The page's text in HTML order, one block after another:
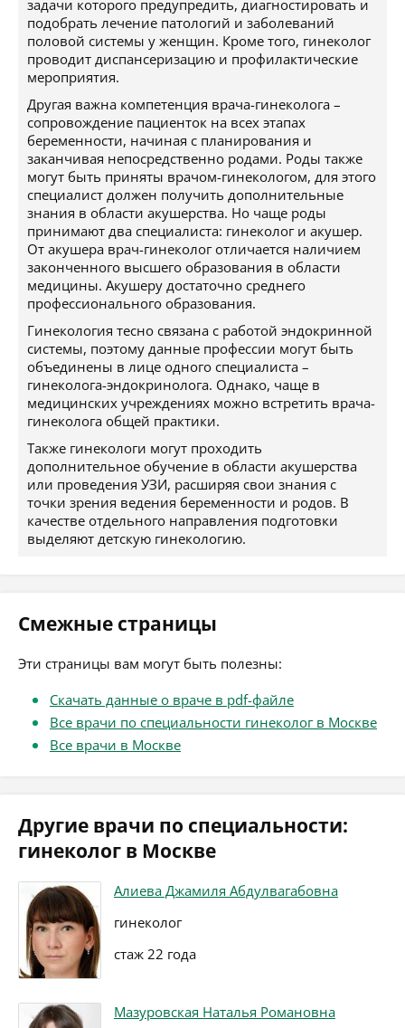
задачи которого предупредить, диагностировать и
подобрать лечение патологий и заболеваний
половой системы у женщин. Кроме того, гинеколог
проводит диспансеризацию и профилактические
мероприятия.
Другая важна компетенция врача-гинеколога –
сопровождение пациенток на всех этапах
беременности, начиная с планирования и
заканчивая непосредственно родами. Роды также
могут быть приняты врачом-гинекологом, для этого
специалист должен получить дополнительные
знания в области акушерства. Но чаще роды
принимают два специалиста: гинеколог и акушер.
От акушера врач-гинеколог отличается наличием
законченного высшего образования в области
медицины. Акушеру достаточно среднего
профессионального образования.
Гинекология тесно связана с работой эндокринной
системы, поэтому данные профессии могут быть
объединены в лице одного специалиста –
гинеколога-эндокринолога. Однако, чаще в
медицинских учреждениях можно встретить врача-
гинеколога общей практики.
Также гинекологи могут проходить
дополнительное обучение в области акушерства
или проведения УЗИ, расширяя свои знания с
точки зрения ведения беременности и родов. В
качестве отдельного направления подготовки
выделяют детскую гинекологию.
Смежные страницы
Эти страницы вам могут быть полезны:
Скачать данные о враче в pdf-файле
Все врачи по специальности гинеколог в Москве
Все врачи в Москве
Другие врачи по специальности:
гинеколог в Москве
Алиева Джамиля Абдулвагабовна
гинеколог
стаж 22 года
Мазуровская Наталья Романовна